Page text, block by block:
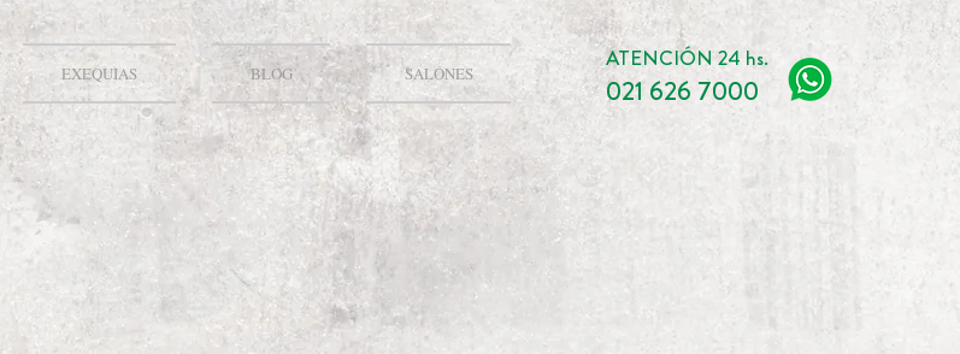
EXEQUIAS BLOG SALONES
ATENCIÓN 24 hs.
021 626 7000